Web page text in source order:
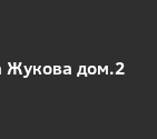
Жукова дом.2